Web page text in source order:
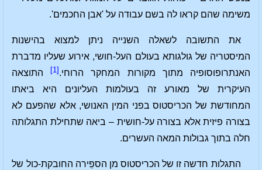
משימה שהם קראו לה בשם עבודה על 'אבן החכמים'.
את התשובה לשאלה השנייה ניתן למצוא בהישנות
המיסטריה של גולגותא בעולם העל-חושי, אירוע שעליו מדברת
האנתרופוסופיה מתוך מקורות המחקר הרוחי. [1]
התוצאה
העיקרית של מאורע זה בעולמות העליונים היא ביאתו
המחודשת של הכריסטוס בפני המין האנושי, אלא שהפעם לא
בצורה פיזית אלא בצורה על-חושית – ביאה שתחילת התגלותה
חלה בתוך גבולות המאה העשרים.
התגלות חדשה זו של הכריסטוס מן הספֵירה החובקת-כול של